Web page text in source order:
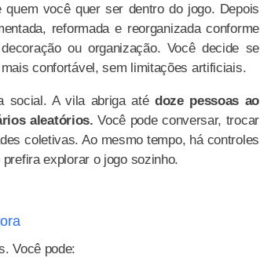
você quer ser dentro do jogo. Depois
reformada e reorganizada conforme
ou organização. Você decide se
confortável, sem limitações artificiais.
social. A vila abriga até doze pessoas ao
aleatórios.Você pode conversar, trocar
coletivas. Ao mesmo tempo, há controles
explorar o jogo sozinho.
Você pode: